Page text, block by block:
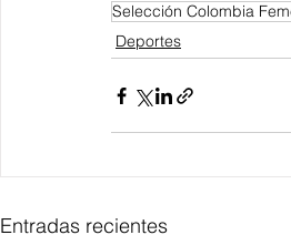
Selección Colombia
Deportes
Entradas recientes